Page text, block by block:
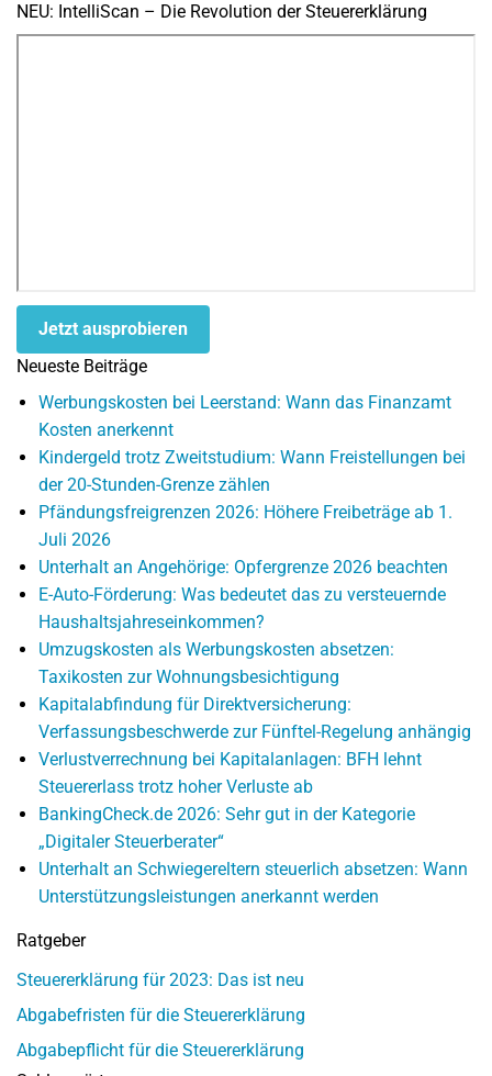
NEU: IntelliScan – Die Revolution der Steuererklärung
Jetzt ausprobieren
Neueste Beiträge
Werbungskosten bei Leerstand: Wann das Finanzamt
Kosten anerkennt
Kindergeld trotz Zweitstudium: Wann Freistellungen bei
der 20-Stunden-Grenze zählen
Pfändungsfreigrenzen 2026: Höhere Freibeträge ab 1.
Juli 2026
Unterhalt an Angehörige: Opfergrenze 2026 beachten
E-Auto-Förderung: Was bedeutet das zu versteuernde
Haushaltsjahreseinkommen?
Umzugskosten als Werbungskosten absetzen:
Taxikosten zur Wohnungsbesichtigung
Kapitalabfindung für Direktversicherung:
Verfassungsbeschwerde zur Fünftel-Regelung anhängig
Verlustverrechnung bei Kapitalanlagen: BFH lehnt
Steuererlass trotz hoher Verluste ab
BankingCheck.de 2026: Sehr gut in der Kategorie
„Digitaler Steuerberater“
Unterhalt an Schwiegereltern steuerlich absetzen: Wann
Unterstützungsleistungen anerkannt werden
Ratgeber
Steuererklärung für 2023: Das ist neu
Abgabefristen für die Steuererklärung
Abgabepflicht für die Steuererklärung